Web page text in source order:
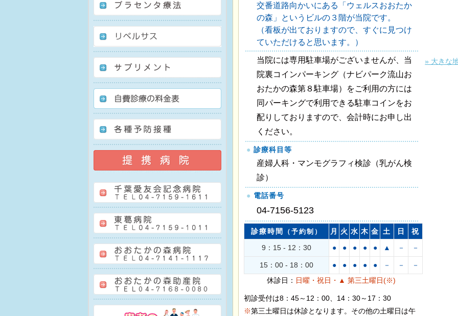
交番道路向かいにある「ウェルスおおたか
の森」というビルの３階が当院です。
（看板が出ておりますので、すぐに見つけ
ていただけると思います。）
当院には専用駐車場がございませんが、当
院裏コインパーキング（ナビパーク流山お
おたかの森第８駐車場）をご利用の方には
同パーキングで利用できる駐車コインをお
配りしておりますので、会計時にお申し出
ください。
● 診療科目等
産婦人科・マンモグラフィ検診（乳がん検
診）
● 電話番号
04-7156-5123
診療時間 （予約制） 月 火 水 木 金 土 日
祝
9：15 - 12：30
● ● ● ● ● ▲ － －
15：00 - 18：00 ● ● ● ● ● － －
－
休診日： 日曜・祝日・▲ 第三土曜日(※)
初診受付は8：45～12：00、14：30～17：30
※第三土曜日は休診となります。その他の土曜日は午
» 大きな